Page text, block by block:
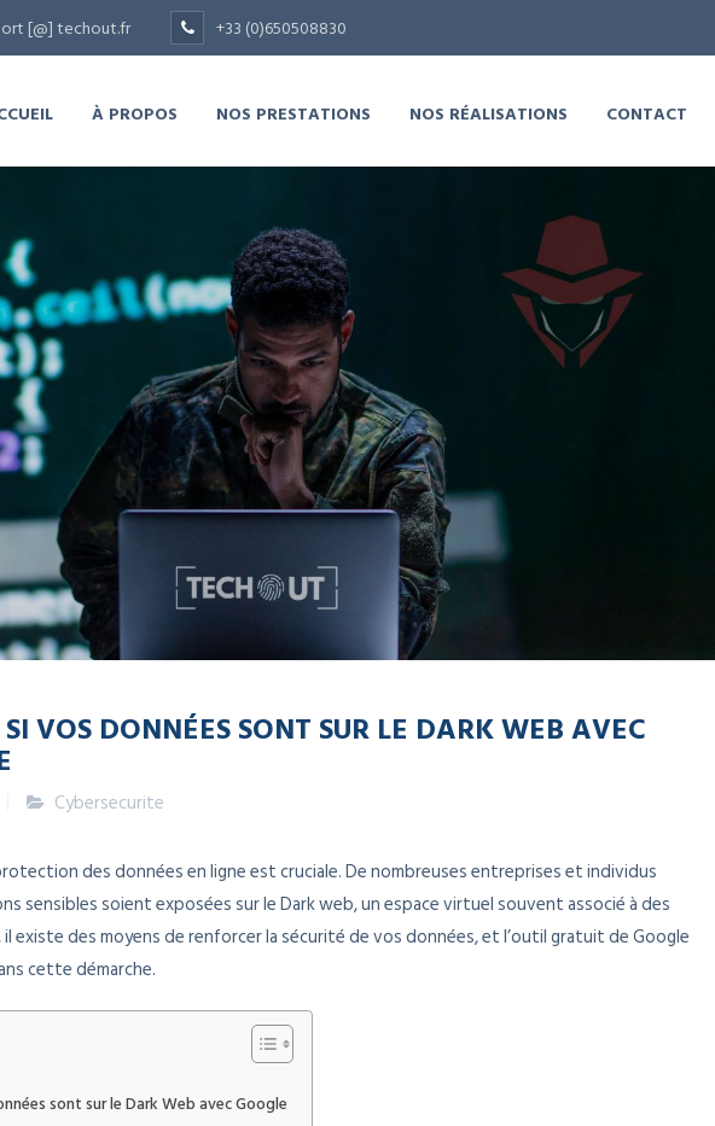
[@] techout.fr +33 (0)650508830
À PROPOS NOS PRESTATIONS NOS RÉALISATIONS CONTACT
VOS DONNÉES SONT SUR LE DARK WEB AVEC
Cybersecurite
des données en ligne est cruciale. De nombreuses entreprises et individus
sensibles soient exposées sur le Dark web, un espace virtuel souvent associé à des
existe des moyens de renforcer la sécurité de vos données, et l’outil gratuit de Google
cette démarche.
sont sur le Dark Web avec Google